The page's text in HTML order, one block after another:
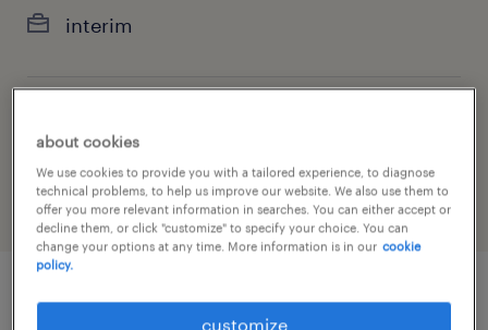
interim
about cookies
We use cookies to provide you with a tailored experience, to diagnose
technical problems, to help us improve our website. We also use them to
offer you more relevant information in searches. You can either accept or
decline them, or click "customize" to specify your choice. You can
change your options at any time. More information is in our cookie
policy.
customize